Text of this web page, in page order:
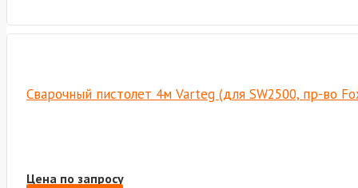
Сварочный пистолет 4м Varteg (для SW2500, пр-во
Цена по запросу